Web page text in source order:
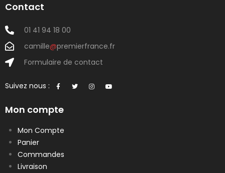
Contact
01 41 94 18 00
camille@premierfrance.fr
Formulaire de contact
Suivez nous :
Mon compte
Mon Compte
Panier
Commandes
Livraison